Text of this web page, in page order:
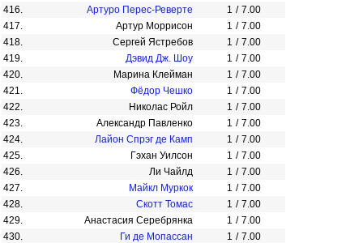
416.
Артуро Перес-Реверте 1 / 7.00
417.
Артур Моррисон 1 / 7.00
418.
Сергей Ястребов 1 / 7.00
419.
Дэвид Дж. Шоу 1 / 7.00
420.
Марина Клейман 1 / 7.00
421.
Фёдор Чешко 1 / 7.00
422.
Николас Ройл 1 / 7.00
423.
Александр Павленко 1 / 7.00
424.
Лайон Спрэг де Камп 1 / 7.00
425.
Гэхан Уилсон 1 / 7.00
426.
Ли Чайлд 1 / 7.00
427.
Майкл Муркок 1 / 7.00
428.
Скотт Томас 1 / 7.00
429.
Анастасия Серебрянка 1 / 7.00
430.
Ги де Мопассан 1 / 7.00